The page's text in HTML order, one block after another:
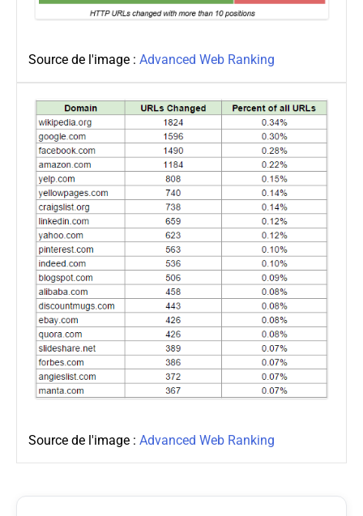
Source de l'image : Advanced Web Ranking
Source de l'image : Advanced Web Ranking